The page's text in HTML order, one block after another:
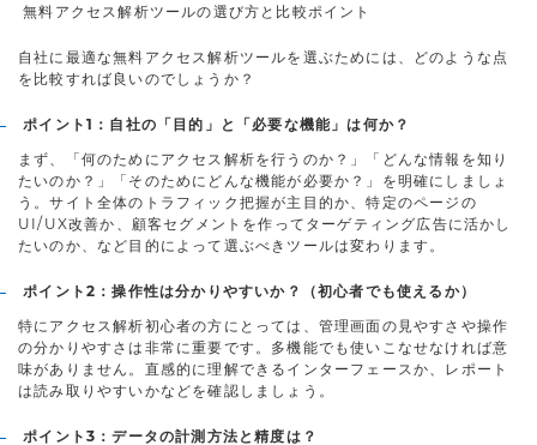
無料アクセス解析ツールの選び方と比較ポイント
自社に最適な無料アクセス解析ツールを選ぶためには、どのような点
を比較すれば良いのでしょうか？
ポイント1：自社の「目的」と「必要な機能」は何か？
まず、「何のためにアクセス解析を行うのか？」「どんな情報を知り
たいのか？」「そのためにどんな機能が必要か？」を明確にしましょ
う。サイト全体のトラフィック把握が主目的か、特定のページの
UI/UX改善か、顧客セグメントを作ってターゲティング広告に活かし
たいのか、など目的によって選ぶべきツールは変わります。
ポイント2：操作性は分かりやすいか？（初心者でも使えるか）
特にアクセス解析初心者の方にとっては、管理画面の見やすさや操作
の分かりやすさは非常に重要です。多機能でも使いこなせなければ意
味がありません。直感的に理解できるインターフェースか、レポート
は読み取りやすいかなどを確認しましょう。
ポイント3：データの計測方法と精度は？